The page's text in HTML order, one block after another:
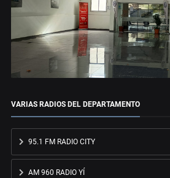
VARIAS RADIOS DEL DEPARTAMENTO
95.1 FM RADIO CITY
AM 960 RADIO YÍ